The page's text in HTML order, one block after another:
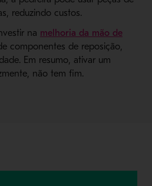
reduzindo custos.
na melhoria da mão de
componentes de reposição,
Em resumo, ativar um
não tem fim.